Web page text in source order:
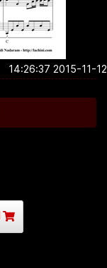
2015-11-12